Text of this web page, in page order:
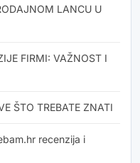
LANCU U
FIRMI: VAŽNOST I
ŠTO TREBATE ZNATI
recenzija i